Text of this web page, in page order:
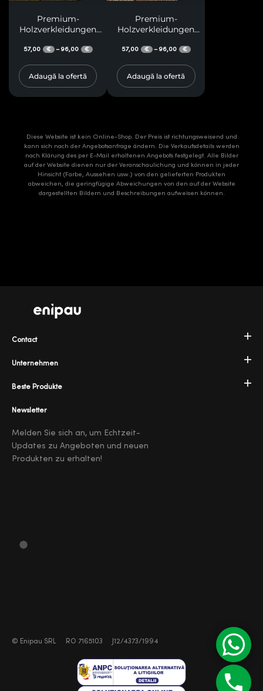
Premium-
Holzverkleidungen
57,00 € – 96,00 €
Adaugă la ofertă
Premium-
Holzverkleidungen
57,00 € – 96,00 €
Adaugă la ofertă
Diese Website ist kein Online-Shop. Der Preis ist richtungsweisend und
kann sich nach der Angebotsanfrage ändern. Die Verkaufsdetails werden
nach Klärung des per E-Mail erhaltenen Angebots festgelegt. Alle Bilder
auf der Website dienen nur der Veranschaulichung und können in jeder
Hinsicht (Farbe, Aussehen usw.) von den gelieferten Produkten
abweichen, die geringfügige Abweichungen von den auf der Website
dargestellten Bildern und Beschreibungen aufweisen können.
Unternehmen
Beste Produkte
Contact
Newsletter
Melden Sie sich an, um Echtzeit-
Updates zu Angeboten und neuen
Produkten zu erhalten!
© Enipau SRL RO 7165103 J12/4373/1994